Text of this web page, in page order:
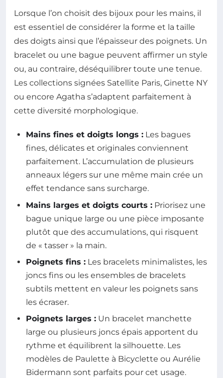
Lorsque l’on choisit des bijoux pour les mains, il
est essentiel de considérer la forme et la taille
des doigts ainsi que l’épaisseur des poignets. Un
bracelet ou une bague peuvent affirmer un style
ou, au contraire, déséquilibrer toute une tenue.
Les collections signées Satellite Paris, Ginette NY
ou encore Agatha s’adaptent parfaitement à
cette diversité morphologique.
Mains fines et doigts longs : Les bagues
fines, délicates et originales conviennent
parfaitement. L’accumulation de plusieurs
anneaux légers sur une même main crée un
effet tendance sans surcharge.
Mains larges et doigts courts : Priorisez une
bague unique large ou une pièce imposante
plutôt que des accumulations, qui risquent
de « tasser » la main.
Poignets fins : Les bracelets minimalistes, les
joncs fins ou les ensembles de bracelets
subtils mettent en valeur les poignets sans
les écraser.
Poignets larges : Un bracelet manchette
large ou plusieurs joncs épais apportent du
rythme et équilibrent la silhouette. Les
modèles de Paulette à Bicyclette ou Aurélie
Bidermann sont parfaits pour cet usage.